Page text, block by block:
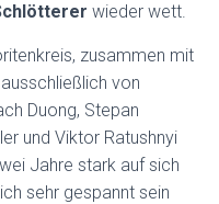
wieder wett.
zusammen mit
von
Duong, Stepan
und Viktor Ratushnyi
Jahre stark auf sich
sehr gespannt sein